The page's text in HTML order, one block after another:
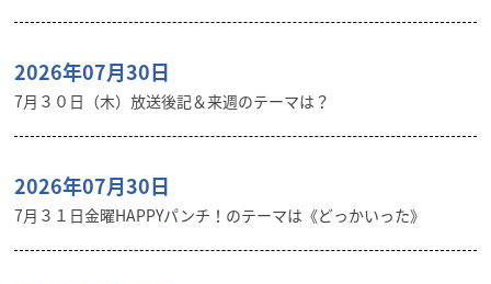
2026年07月30日
7月３０日（木）放送後記＆来週のテーマは？
2026年07月30日
7月３１日金曜HAPPYパンチ！のテーマは《どっかいった》